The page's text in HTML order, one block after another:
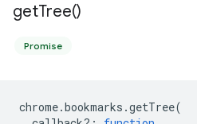
getTree()
Promise
chrome.bookmarks .getTree(